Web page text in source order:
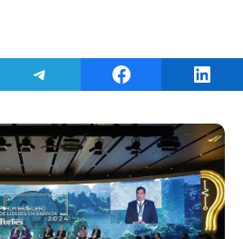
ThreadsShare on TelegramShare on Facebook